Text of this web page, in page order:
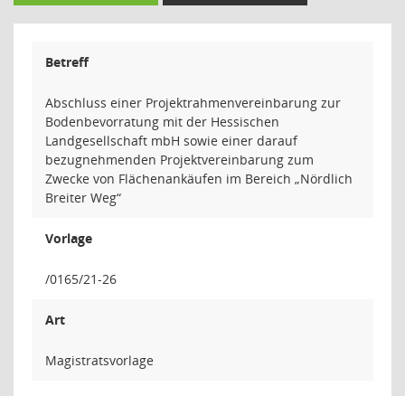
Betreff
Abschluss einer Projektrahmenvereinbarung zur
Bodenbevorratung mit der Hessischen
Landgesellschaft mbH sowie einer darauf
bezugnehmenden Projektvereinbarung zum
Zwecke von Flächenankäufen im Bereich „Nördlich
Breiter Weg“
Vorlage
/0165/21-26
Art
Magistratsvorlage